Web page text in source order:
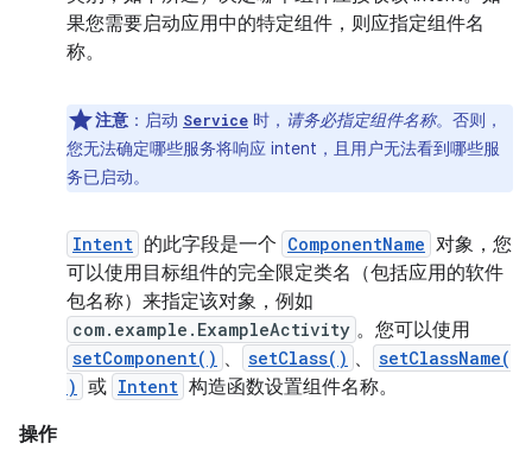
果您需要启动应用中的特定组件，则应指定组件名
称。
注意 ：启动 Service 时， 请务必指定组件名称。否则，
您无法确定哪些服务将响应 intent，且用户无法看到哪些服
务已启动。
Intent 的此字段是一个 ComponentName 对象，您
可以使用目标组件的完全限定类名（包括应用的软件
包名称）来指定该对象，例如
com.example.ExampleActivity 。您可以使用
setComponent() 、 setClass() 、
setClassName(
) 或 Intent 构造函数设置组件名称。
操作